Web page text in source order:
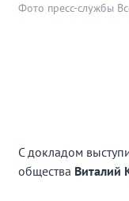
Фото пресс-службы
С докладом
общества Виталий